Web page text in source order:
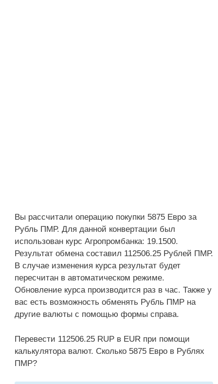
Вы рассчитали операцию покупки 5875 Евро за
Рубль ПМР. Для данной конвертации был
использован курс Агропромбанка: 19.1500.
Результат обмена составил 112506.25 Рублей ПМР.
В случае изменения курса результат будет
пересчитан в автоматическом режиме.
Обновление курса производится раз в час. Также у
вас есть возможность обменять Рубль ПМР на
другие валюты с помощью формы справа.
Перевести 112506.25 RUP в EUR при помощи
калькулятора валют. Сколько 5875 Евро в Рублях
ПМР?